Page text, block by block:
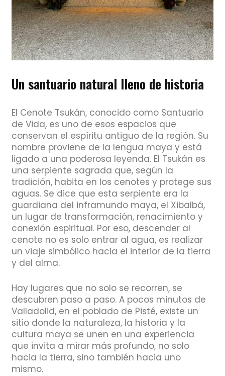
Un santuario natural lleno de historia
El Cenote Tsukán, conocido como Santuario
de Vida, es uno de esos espacios que
conservan el espíritu antiguo de la región. Su
nombre proviene de la lengua maya y está
ligado a una poderosa leyenda. El Tsukán es
una serpiente sagrada que, según la
tradición, habita en los cenotes y protege sus
aguas. Se dice que esta serpiente era la
guardiana del inframundo maya, el Xibalbá,
un lugar de transformación, renacimiento y
conexión espiritual. Por eso, descender al
cenote no es solo entrar al agua, es realizar
un viaje simbólico hacia el interior de la tierra
y del alma.
Hay lugares que no solo se recorren, se
descubren paso a paso. A pocos minutos de
Valladolid, en el poblado de Pisté, existe un
sitio donde la naturaleza, la historia y la
cultura maya se unen en una experiencia
que invita a mirar más profundo, no solo
hacia la tierra, sino también hacia uno
mismo.